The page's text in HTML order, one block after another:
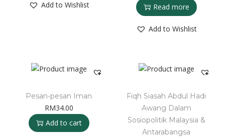
Add to Wishlist
Read more
Add to Wishlist
Pesan-pesan Iman
RM34.00
Add to cart
Fiqh Siasah Abdul Hadi
Awang Dalam
Sosiopolitik Malaysia &
Antarabangsa